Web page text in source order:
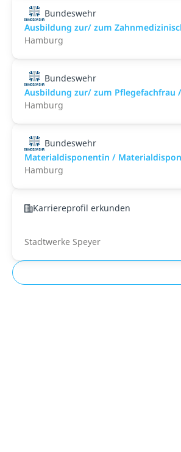
Bundeswehr
Ausbildung zur/ zum
Hamburg
Bundeswehr
Ausbildung zur/ zum Pflegefachfrau
Hamburg
Bundeswehr
Materialdisponentin /
Hamburg
Karriereprofil erkunden
Stadtwerke Speyer